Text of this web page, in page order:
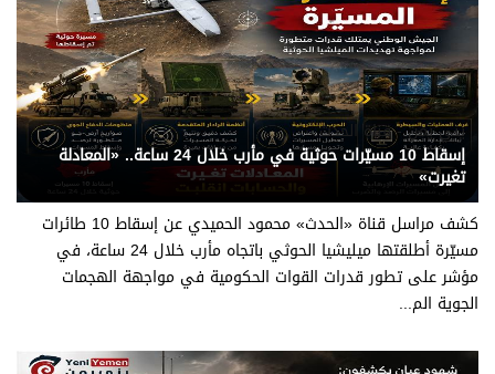
يني يمن - قناة الحدث
إسقاط 10 مسيّرات حوثية في مأرب خلال 24 ساعة.. «المعادلة
تغيرت»
كشف مراسل قناة «الحدث» محمود الحميدي عن إسقاط 10 طائرات
مسيّرة أطلقتها ميليشيا الحوثي باتجاه مأرب خلال 24 ساعة، في
مؤشر على تطور قدرات القوات الحكومية في مواجهة الهجمات
الجوية الم...